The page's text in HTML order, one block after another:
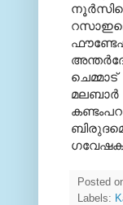
ഗവേഷക
Posted
Labels: